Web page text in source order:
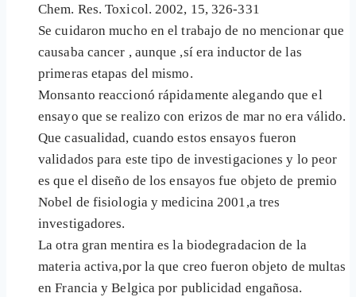
Chem. Res. Toxicol. 2002, 15, 326-331
Se cuidaron mucho en el trabajo de no mencionar que
causaba cancer , aunque ,sí era inductor de las
primeras etapas del mismo.
Monsanto reaccionó rápidamente alegando que el
ensayo que se realizo con erizos de mar no era válido.
Que casualidad, cuando estos ensayos fueron
validados para este tipo de investigaciones y lo peor
es que el diseño de los ensayos fue objeto de premio
Nobel de fisiologia y medicina 2001,a tres
investigadores.
La otra gran mentira es la biodegradacion de la
materia activa,por la que creo fueron objeto de multas
en Francia y Belgica por publicidad engañosa.